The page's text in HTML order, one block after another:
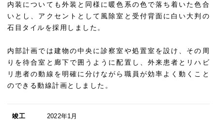
内装についても外装と同様に暖色系の色で落ち着いた色合
いとし、アクセントとして風除室と受付背面に白い大判の
石目タイルを採用しました。
内部計画では建物の中央に診察室や処置室を設け、その周
りを待合室と廊下で囲うように配置し、外来患者とリハビ
リ患者の動線を明確に分けながら職員が効率よく動くこと
のできる動線計画としました。
竣工 2022年1月